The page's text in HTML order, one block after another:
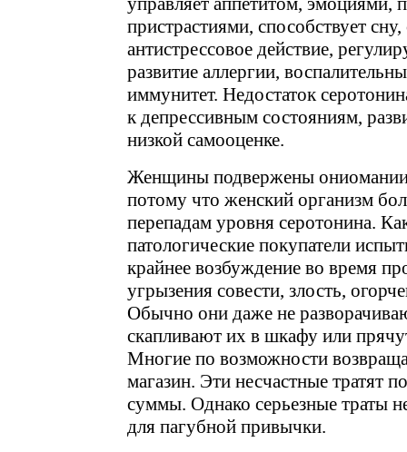
пристрастиями, способствует сну,
антистрессовое действие,
развитие аллергии,
иммунитет. Недостаток
к депрессивным состояниям,
низкой самооценке.
Женщины подвержены
потому что женский организм
перепадам уровня серотонина.
патологические покупатели
крайнее возбуждение во время
угрызения совести, злость,
Обычно они даже не
скапливают их в шкафу или
Многие по возможности
магазин. Эти несчастные тратят
суммы. Однако серьезные траты
для пагубной привычки.